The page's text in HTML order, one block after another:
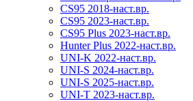
CS95 2018-наст.вр.
CS95 2023-наст.вр.
CS95 Plus 2023-наст.вр.
Hunter Plus 2022-наст.вр.
UNI-K 2022-наст.вр.
UNI-S 2024-наст.вр.
UNI-S 2025-наст.вр.
UNI-T 2023-наст.вр.